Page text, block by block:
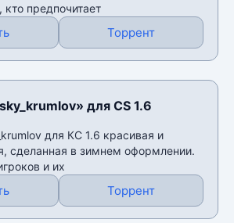
кто предпочитает
Торрент
для CS 1.6
для КС 1.6 красивая и
сделанная в зимнем оформлении.
и их
Торрент